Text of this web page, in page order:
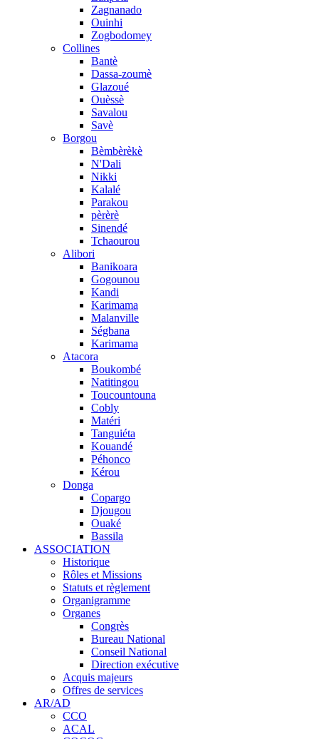
Zagnanado
Ouinhi
Zogbodomey
Collines
Bantè
Dassa-zoumè
Glazoué
Ouèssè
Savalou
Savè
Borgou
Bèmbèrèkè
N'Dali
Nikki
Kalalé
Parakou
pèrèrè
Sinendé
Tchaourou
Alibori
Banikoara
Gogounou
Kandi
Karimama
Malanville
Ségbana
Karimama
Atacora
Boukombé
Natitingou
Toucountouna
Cobly
Matéri
Tanguiéta
Kouandé
Péhonco
Kérou
Donga
Copargo
Djougou
Ouaké
Bassila
ASSOCIATION
Historique
Rôles et Missions
Statuts et règlement
Organigramme
Organes
Congrès
Bureau National
Conseil National
Direction exécutive
Acquis majeurs
Offres de services
AR/AD
CCO
ACAL